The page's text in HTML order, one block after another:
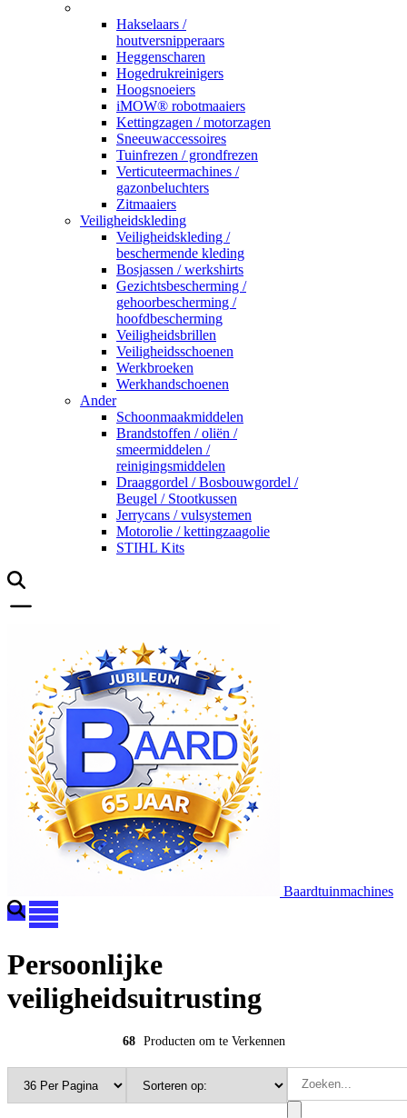
Hakselaars /
houtversnipperaars
Heggenscharen
Hogedrukreinigers
Hoogsnoeiers
iMOW® robotmaaiers
Kettingzagen / motorzagen
Sneeuwaccessoires
Tuinfrezen / grondfrezen
Verticuteermachines /
gazonbeluchters
Zitmaaiers
Veiligheidskleding
Veiligheidskleding /
beschermende kleding
Bosjassen / werkshirts
Gezichtsbescherming /
gehoorbescherming /
hoofdbescherming
Veiligheidsbrillen
Veiligheidsschoenen
Werkbroeken
Werkhandschoenen
Ander
Schoonmaakmiddelen
Brandstoffen / oliën /
smeermiddelen /
reinigingsmiddelen
Draaggordel / Bosbouwgordel /
Beugel / Stootkussen
Jerrycans / vulsystemen
Motorolie / kettingzaagolie
STIHL Kits
Baardtuinmachines
Persoonlijke
veiligheidsuitrusting
68 Producten om te Verkennen